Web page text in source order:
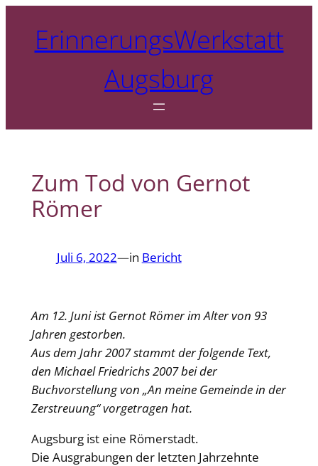
springenErinnerungsWerkstatt
Augsburg
Zum Tod von Gernot
Römer
Juli 6, 2022—in Bericht
Am 12. Juni ist Gernot Römer im Alter von 93
Jahren gestorben.
Aus dem Jahr 2007 stammt der folgende Text,
den Michael Friedrichs 2007 bei der
Buchvorstellung von „An meine Gemeinde in der
Zerstreuung“ vorgetragen hat.
Augsburg ist eine Römerstadt.
Die Ausgrabungen der letzten Jahrzehnte